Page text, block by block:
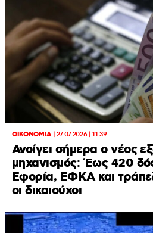
ΟΙΚΟΝΟΜΙΑ| 27.07.2026 | 11:39
Ανοίγει σήμερα ο νέος
μηχανισμός: Έως 420
Εφορία, ΕΦΚΑ και
οι δικαιούχοι